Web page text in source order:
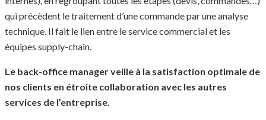
qui précèdent le traitement d’une commande par une analyse
technique. Il fait le lien entre le service commercial et les
équipes supply-chain.
Le back-office manager veille à la satisfaction optimale de
nos clients en étroite collaboration avec les autres
services de l’entreprise.